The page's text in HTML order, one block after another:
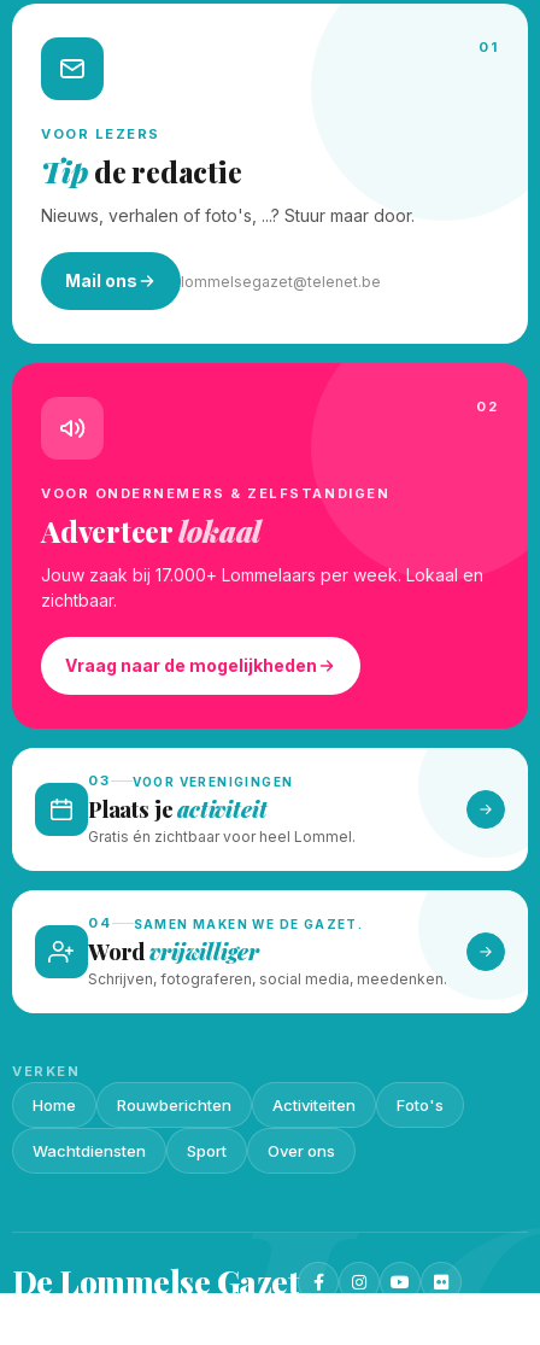
01
VOOR LEZERS
Tipde redactie
Nieuws, verhalen of foto's, ...? Stuur maar door.
Mail ons lommelsegazet@telenet.be
02
VOOR ONDERNEMERS & ZELFSTANDIGEN
Adverteerlokaal
Jouw zaak bij 17.000+ Lommelaars per week. Lokaal en
zichtbaar.
Vraag naar de mogelijkheden
03 VOOR VERENIGINGEN
Plaats jeactiviteit
Gratis én zichtbaar voor heel Lommel.
04 SAMEN MAKEN WE DE GAZET.
Wordvrijwilliger
Schrijven, fotograferen, social media, meedenken.
VERKEN
Home Rouwberichten Activiteiten Foto's
Wachtdiensten Sport Over ons
De LommelseGazet